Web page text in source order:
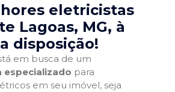
eletricistas
Lagoas, MG, à
disposição!
em busca de um
especializado para
em seu imóvel, seja